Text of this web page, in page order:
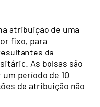
atribuição de uma
fixo, para
da
As bolsas são
período de 10
de atribuição não